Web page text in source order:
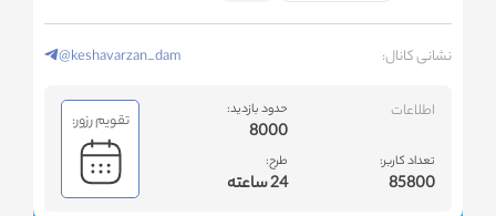
نشانی کانال: @keshavarzan_dam
اطلاعات
تعداد کاربر:
85800
حدود بازدید:
8000
طرح:
24 ساعته
تقویم رزور: